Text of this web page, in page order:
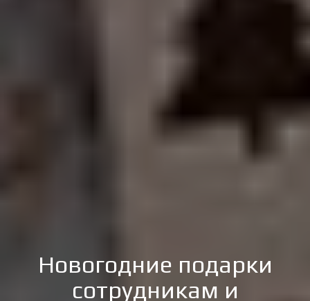
Новогодние подарки
сотрудникам и